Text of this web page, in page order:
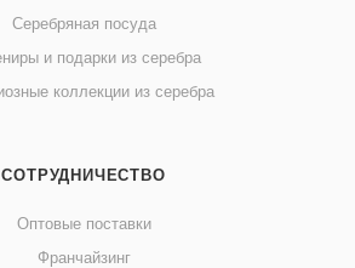
Серебряная посуда
и подарки из серебра
коллекции из серебра
СОТРУДНИЧЕСТВО
Оптовые поставки
Франчайзинг